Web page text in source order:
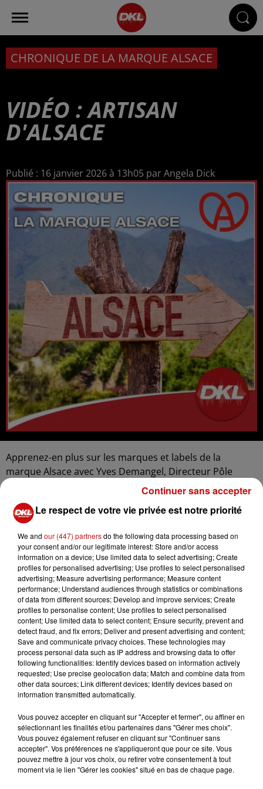
CHRONIQUE DE LA MARQUE ALSACE
VIDÉO : ARTISAN
D'ALSACE
Publié : 16 janvier 2026 à 13h05 par Angela Dick
Apprenez-en plus sur les marques et labels de la
marque Alsace avec Yves Demangel, Directeur Pôle
LES AUTRES ACTUALITÉS
Le respect de votre vie privée est notre priorité
We and our (447) partnersdo the following data processing based on
your consent and/or our legitimate interest: Store and/or access
information on a device; Use limited data to select advertising; Create
profiles for personalised advertising; Use profiles to select personalised
advertising; Measure advertising performance; Measure content
performance; Understand audiences through statistics or combinations
of data from different sources; Develop and improve services; Create
profiles to personalise content; Use profiles to select personalised
content; Use limited data to select content; Ensure security, prevent and
detect fraud, and fix errors; Deliver and present advertising and content;
Save and communicate privacy choices. These technologies may
process personal data such as IP address and browsing data to offer
following functionalities: Identify devices based on information actively
requested; Use precise geolocation data; Match and combine data from
other data sources; Link different devices; Identify devices based on
information transmitted automatically.
Vous pouvez accepter en cliquant sur "Accepter et fermer", ou affiner en
sélectionnant les finalités et/ou partenaires dans "Gérer mes choix".
Vous pouvez également refuser en cliquant sur "Continuer sans
accepter". Vos préférences ne s'appliqueront que pour ce site. Vous
pouvez mettre à jour vos choix, ou retirer votre consentement à tout
moment via le lien "Gérer les cookies" situé en bas de chaque page.
Continuer sans accepter